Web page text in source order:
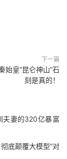
下一篇
始皇“昆仑神山”石
刻是真的！
夫妻的320亿暴富
底颠覆大模型“对